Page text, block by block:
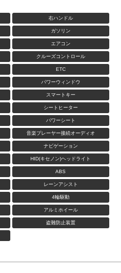
右ハンドル
ガソリン
エアコン
クルーズコントロール
ETC
パワーウィンドウ
スマートキー
シートヒーター
パワーシート
音楽プレーヤー接続オーディオ
ナビゲーション
HID(キセノン)ヘッドライト
ABS
レーンアシスト
4輪駆動
アルミホイール
盗難防止装置